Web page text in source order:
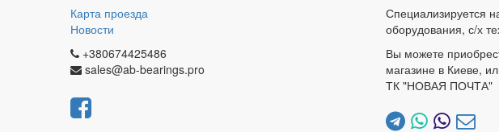
Карта проезда
Новости
+380674425486
sales@ab-bearings.pro
Специализируется
оборудования, с/х
Вы можете
магазине в Киеве,
ТК "НОВАЯ ПОЧТА"